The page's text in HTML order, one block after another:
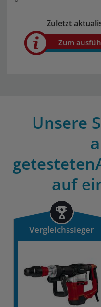
Zuletzt
Zum
Unsere
auf
Vergleichssieger